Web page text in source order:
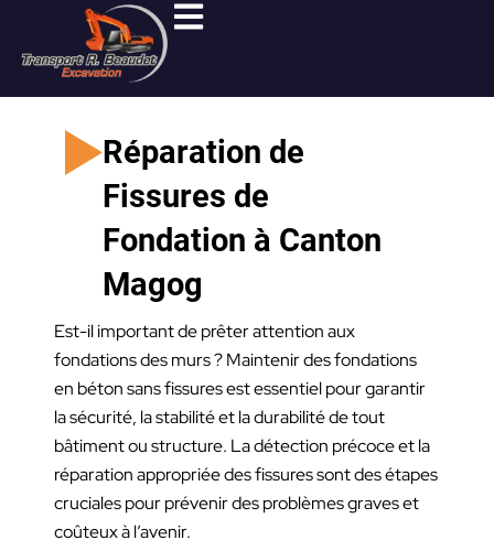
contenu
Réparation de
Fissures de
Fondation à Canton
Magog
Est-il important de prêter attention aux
fondations des murs ? Maintenir des fondations
en béton sans fissures est essentiel pour garantir
la sécurité, la stabilité et la durabilité de tout
bâtiment ou structure. La détection précoce et la
réparation appropriée des fissures sont des étapes
cruciales pour prévenir des problèmes graves et
coûteux à l’avenir.